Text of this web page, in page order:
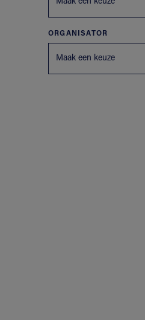
ORGANISATOR
Maak een keuze